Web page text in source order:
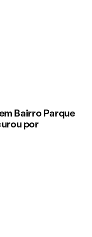
Bairro Parque
por